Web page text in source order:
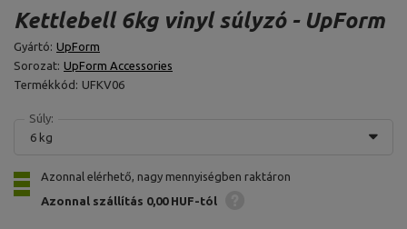
Kettlebell 6kg vinyl súlyzó - UpForm
Gyártó: UpForm
Sorozat: UpForm Accessories
Termékkód: UFKV06
Súly:
6 kg
Azonnal elérhető, nagy mennyiségben raktáron
Azonnal szállítás 0,00 HUF-tól